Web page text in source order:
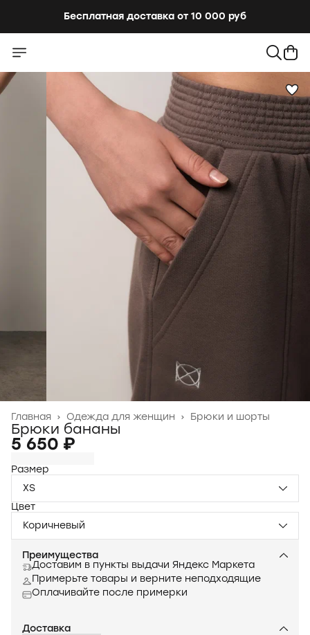
Бесплатная доставка от 10 000 руб
Брюки и шорты
Одежда для женщин ›
Главная ›
Брюки бананы
5 650 ₽
Размер
XS
Цвет
Коричневый
Преимущества
Доставим в пункты выдачи Яндекс Маркета
Примерьте товары и верните неподходящие
Оплачивайте после примерки
Доставка